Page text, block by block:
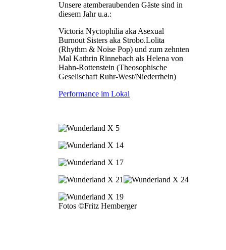
Unsere atemberaubenden Gäste sind in
diesem Jahr u.a.:
Victoria Nyctophilia aka Asexual
Burnout Sisters aka Strobo.Lolita
(Rhythm & Noise Pop) und zum zehnten
Mal Kathrin Rinnebach als Helena von
Hahn-Rottenstein (Theosophische
Gesellschaft Ruhr-West/Niederrhein)
Performance im Lokal
Fotos ©Fritz Hemberger